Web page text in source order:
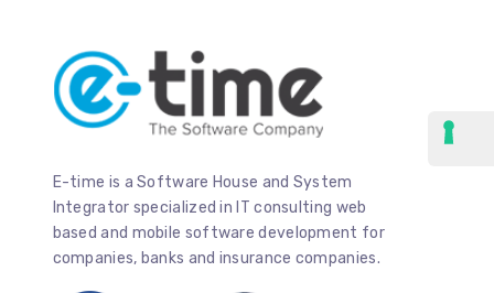
E-time is a Software House and System
Integrator specialized in IT consulting web
based and mobile software development for
companies, banks and insurance companies.